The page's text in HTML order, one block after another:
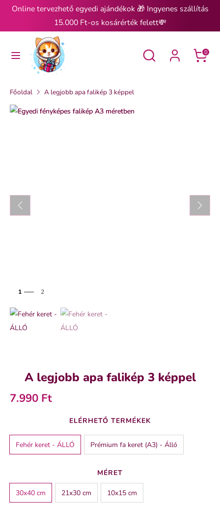
Ugrás
tartalomra
Online tervezhető egyedi ajándékok 🎁 Ingyenes szállítás
15.000 Ft-os kosárérték felett💸
Keresés
Keresés 0
KeresésKeresés
Főoldal A legjobb apa falikép 3 képpel
1 2
A legjobb apa falikép 3 képpel
7.990 Ft
ELÉRHETŐ TERMÉKEK
Fehér keret - ÁLLÓ Prémium fa keret (A3) - Álló
fehér
MÉRET
30x40 cm 21x30 cm 10x15 cm